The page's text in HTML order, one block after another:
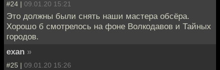
#24 | 09.01.20 15:21
Это должны были снять наши мастера обсёра.
Хорошо б смотрелось на фоне Волкодавов и Тайных
городов.
exan »
#25 | 09.01.20 15:26